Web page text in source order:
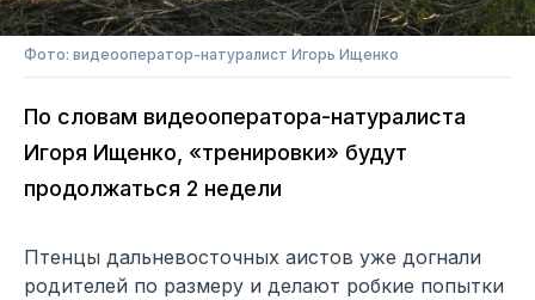
Фото: видеооператор-натуралист Игорь Ищенко
По словам видеооператора-натуралиста
Игоря Ищенко, «тренировки» будут
продолжаться 2 недели
Птенцы дальневосточных аистов уже догнали
родителей по размеру и делают робкие попытки